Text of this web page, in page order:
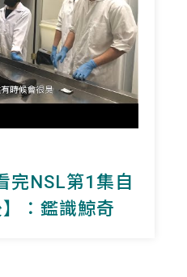
完NSL第1集自
：鑑識鯨奇